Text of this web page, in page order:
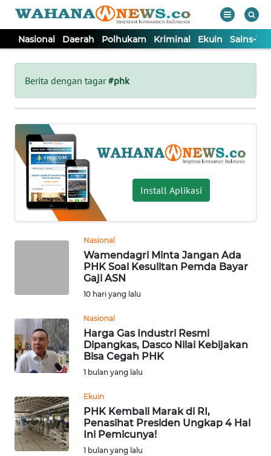
Nasional Daerah Polhukam Kriminal Ekuin Sains-
Berita dengan tagar#phk
Install Aplikasi
Nasional
Wamendagri Minta Jangan Ada
PHK Soal Kesulitan Pemda Bayar
Gaji ASN
10 hari yang lalu
Nasional
Harga Gas Industri Resmi
Dipangkas, Dasco Nilai Kebijakan
Bisa Cegah PHK
1 bulan yang lalu
Ekuin
PHK Kembali Marak di RI,
Penasihat Presiden Ungkap 4 Hal
Ini Pemicunya!
1 bulan yang lalu
Tutup
NASIONAL
DAERAH
POLHUKAM
KRIMINAL
EKUIN
INTERNASIONAL
PENDIDIKAN
OLAHRAGA